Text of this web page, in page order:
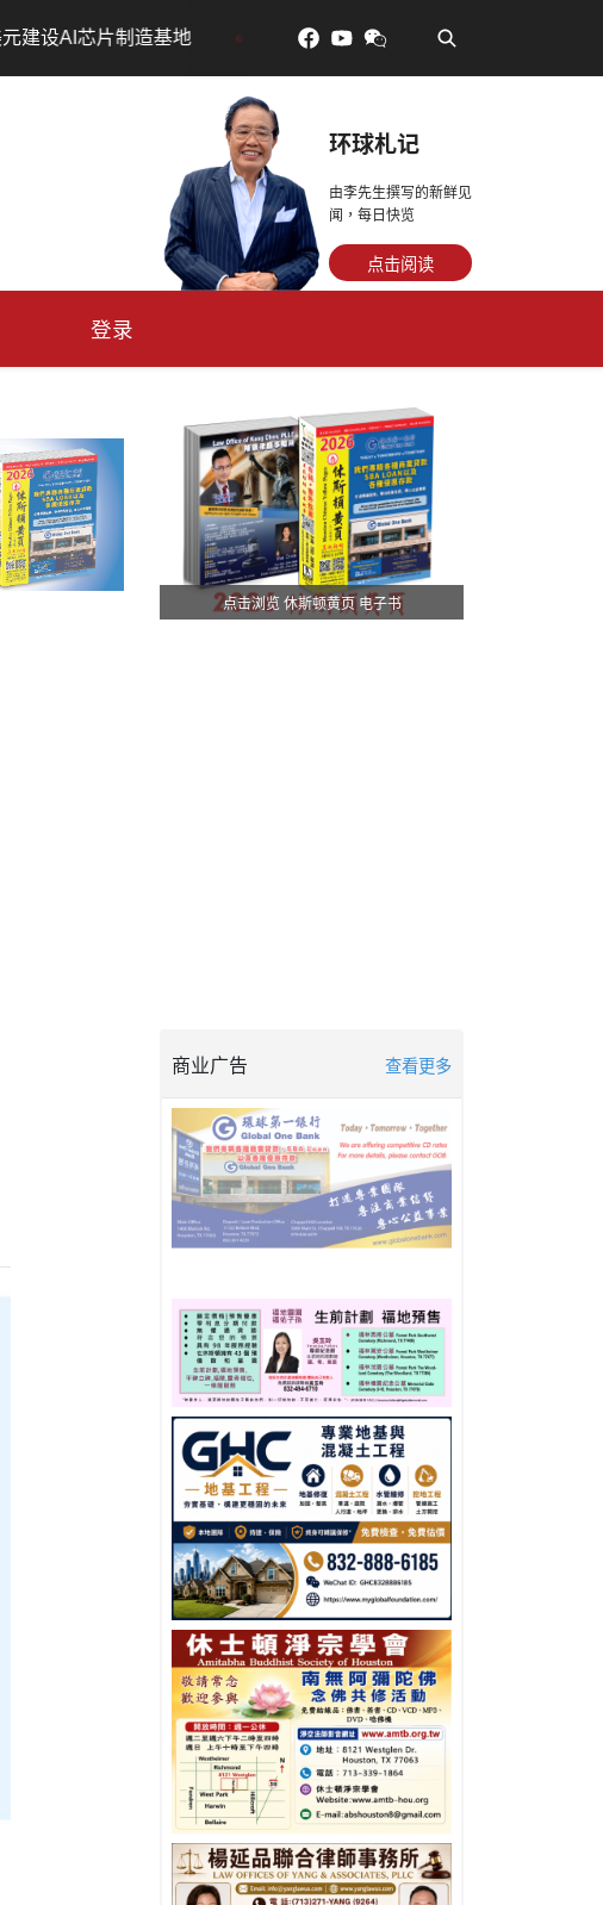
• 吃對了更年輕：花青素如何守住細胞、血管與大腦活力
环球札记
由李先生撰写的新鲜见
闻，每日快览
点击阅读
登录
点击浏览 休斯顿黄页 电子书
商业广告 查看更多